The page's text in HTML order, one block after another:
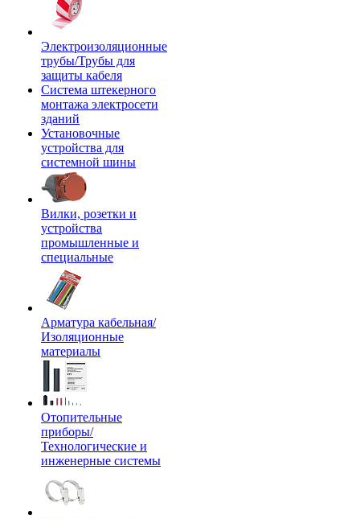
Электроизоляционные
трубы/Трубы для
защиты кабеля
Система штекерного
монтажа электросети
зданий
Установочные
устройства для
системной шины
Вилки, розетки и
устройства
промышленные и
специальные
Арматура кабельная/
Изоляционные
материалы
Отопительные
приборы/
Технологические и
инженерные системы